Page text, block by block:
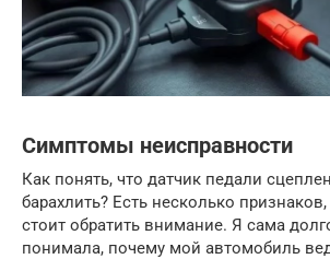
Симптомы неисправности
Как понять, что датчик педали
барахлить? Есть несколько
стоит обратить внимание. Я сама
понимала, почему мой автомобиль